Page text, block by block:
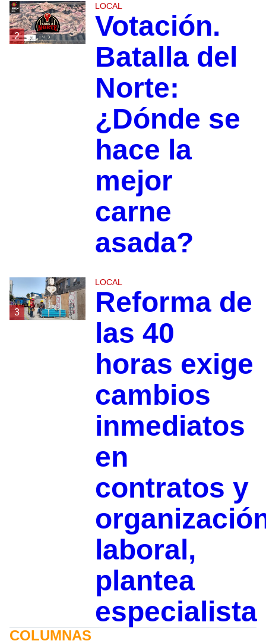
2
LOCAL
Votación.
Batalla del
Norte:
¿Dónde se
hace la
mejor
carne
asada?
3
LOCAL
Reforma de
las 40
horas exige
cambios
inmediatos
en
contratos y
laboral,
plantea
especialista
COLUMNAS